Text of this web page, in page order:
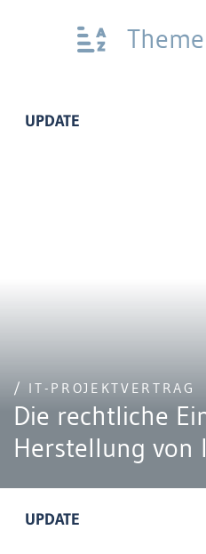
UPDATE
/ IT-PROJEKTVERTRAG
Die rechtliche
Herstellung von
UPDATE